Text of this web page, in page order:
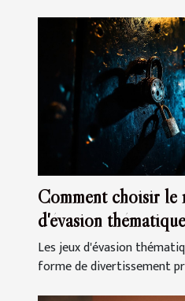
Comment choisir le
d'évasion
prochaine sortie
Les jeux d'évasion
forme de divertissement